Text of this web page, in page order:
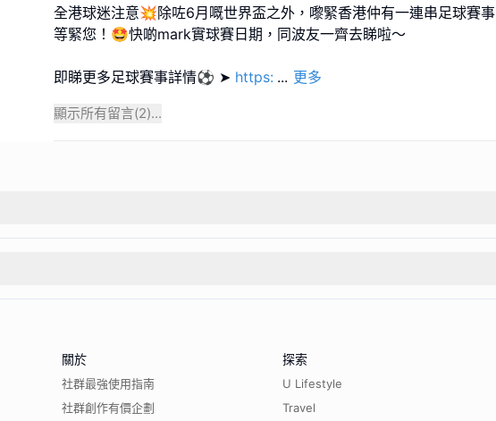
全港球迷注意💥除咗6月嘅世界盃之外，嚟緊香港仲有一連串足球賽事
等緊您！🤩快啲mark實球賽日期，同波友一齊去睇啦～
即睇更多足球賽事詳情⚽ ➤ https: ... 更多
顯示所有留言(2)...
關於
社群最強使用指南
社群創作有價企劃
探索
U Lifestyle
Travel